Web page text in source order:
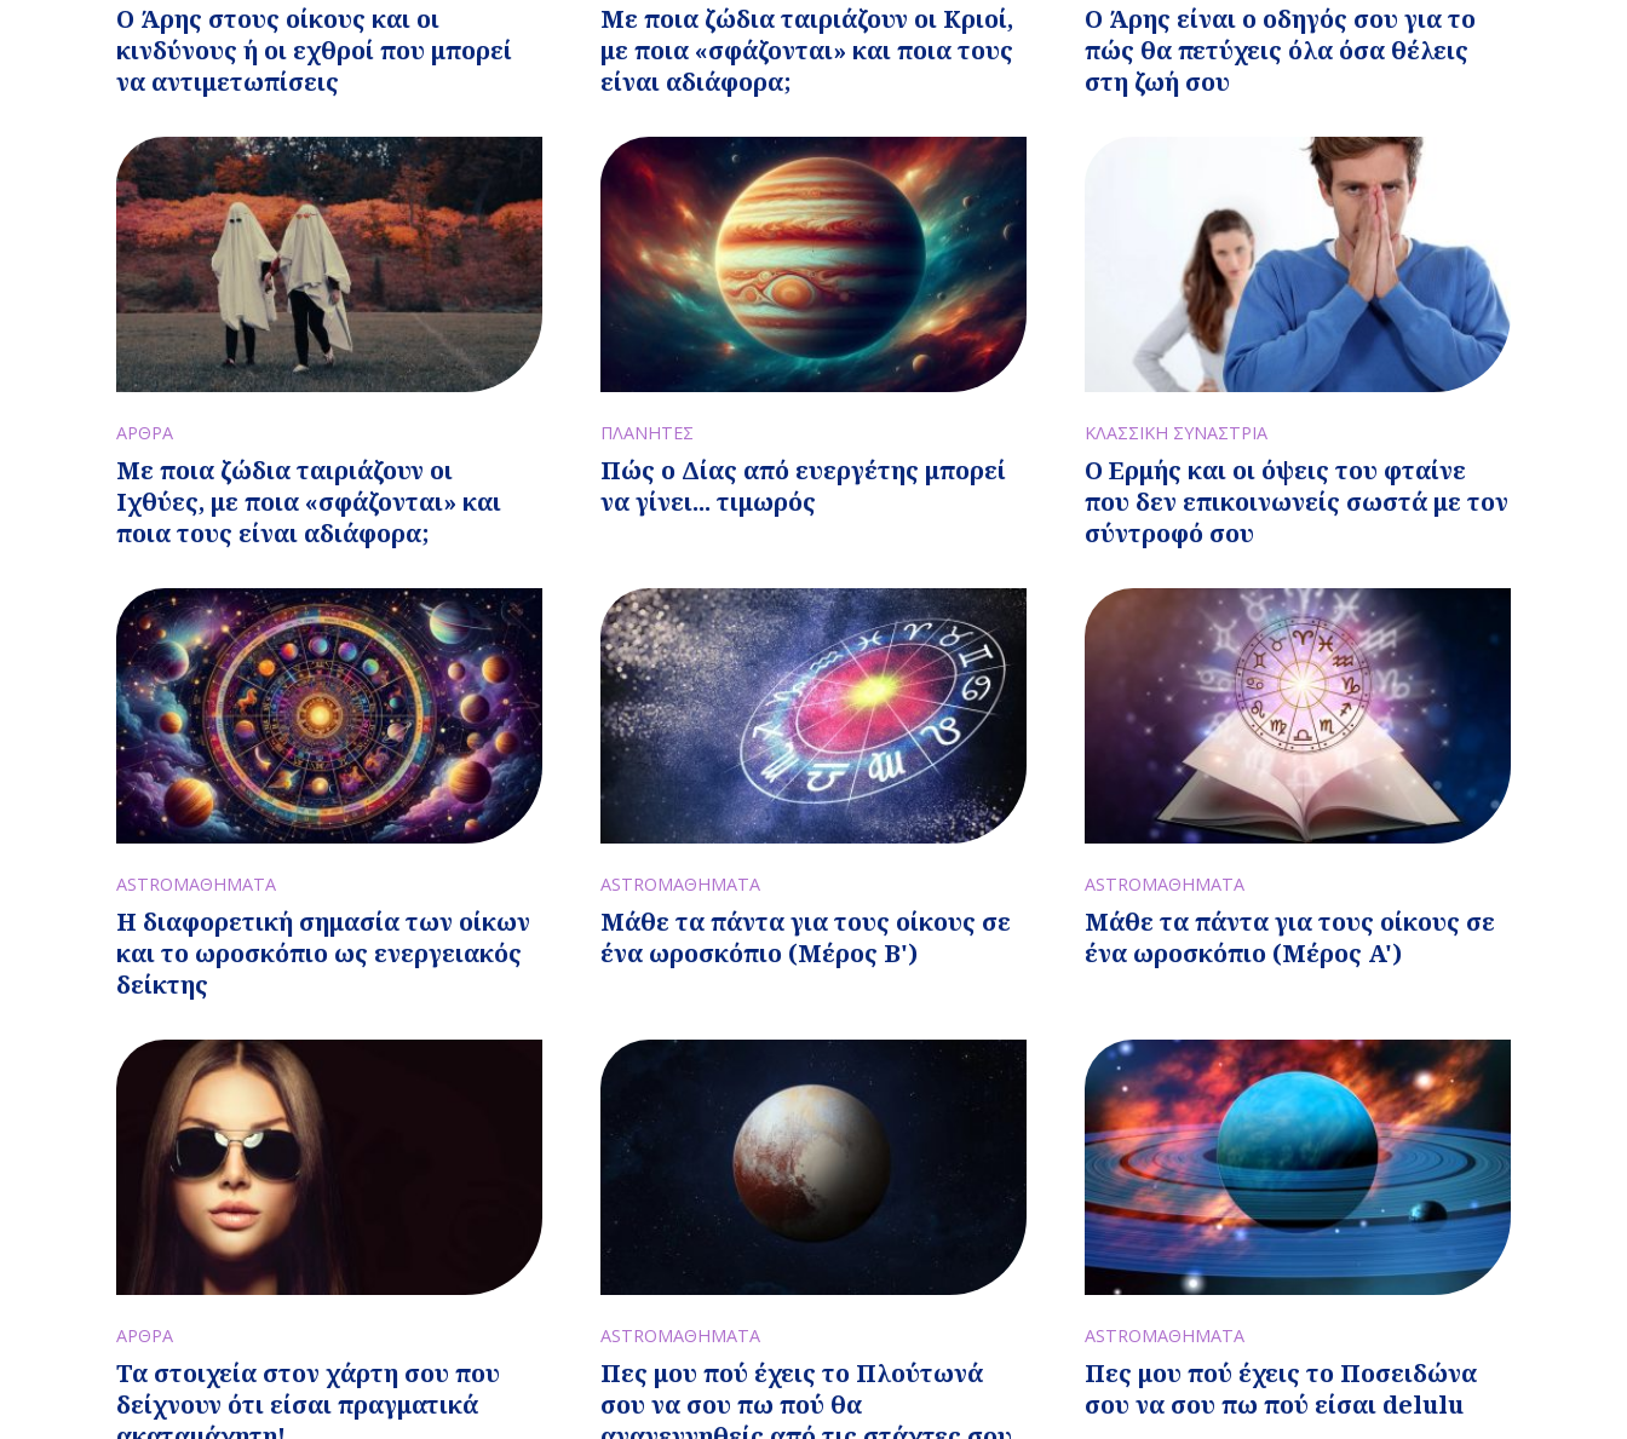
Ο Άρης στους οίκους και οι
κινδύνους ή οι εχθροί που μπορεί
να αντιμετωπίσεις
Με ποια ζώδια ταιριάζουν οι Κριοί,
με ποια «σφάζονται» και ποια τους
είναι αδιάφορα;
Ο Άρης είναι ο οδηγός σου για το
πώς θα πετύχεις όλα όσα θέλεις
στη ζωή σου
ΑΡΘΡΑ
Με ποια ζώδια ταιριάζουν οι
Ιχθύες, με ποια «σφάζονται» και
ποια τους είναι αδιάφορα;
ΠΛΑΝΗΤΕΣ
Πώς ο Δίας από ευεργέτης μπορεί
να γίνει... τιμωρός
ΚΛΑΣΣΙΚΗ ΣΥΝΑΣΤΡΙΑ
Ο Ερμής και οι όψεις του φταίνε
που δεν επικοινωνείς σωστά με τον
σύντροφό σου
ASTROΜΑΘΗΜΑΤΑ
Η διαφορετική σημασία των οίκων
και το ωροσκόπιο ως ενεργειακός
δείκτης
ASTROΜΑΘΗΜΑΤΑ
Μάθε τα πάντα για τους οίκους σε
ένα ωροσκόπιο (Μέρος Β')
ASTROΜΑΘΗΜΑΤΑ
Μάθε τα πάντα για τους οίκους σε
ένα ωροσκόπιο (Μέρος A')
ΑΡΘΡΑ
Τα στοιχεία στον χάρτη σου που
δείχνουν ότι είσαι πραγματικά
ASTROΜΑΘΗΜΑΤΑ
Πες μου πού έχεις το Πλούτωνά
σου να σου πω πού θα
ASTROΜΑΘΗΜΑΤΑ
Πες μου πού έχεις το Ποσειδώνα
σου να σου πω πού είσαι delulu